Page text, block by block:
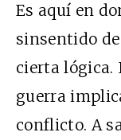
Es aquí en
sinsentido
cierta lógica.
guerra
conflicto. A